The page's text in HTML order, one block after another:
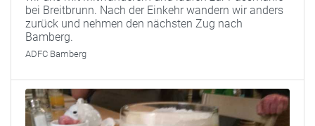
bei Breitbrunn. Nach der Einkehr wandern wir anders
zurück und nehmen den nächsten Zug nach
Bamberg.
ADFC Bamberg